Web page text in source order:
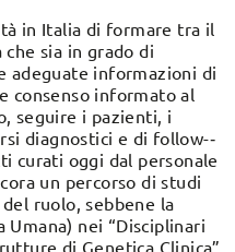
in Italia di formare tra il
sia in grado di
adeguate informazioni di
consenso informato al
seguire i pazienti, i
diagnostici e di follow-‐
curati oggi dal personale
un percorso di studi
ruolo, sebbene la
Umana) nei “Disciplinari
di Genetica Clinica”